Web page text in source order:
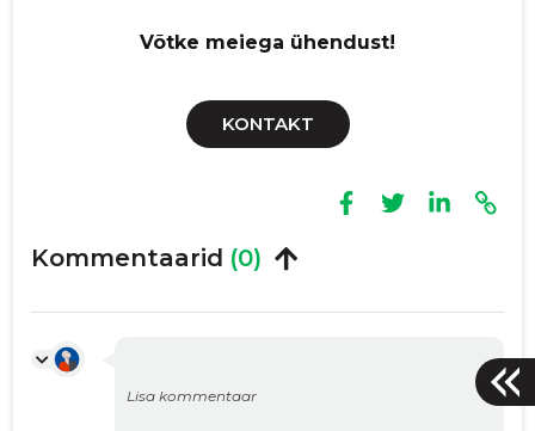
Võtke meiega ühendust!
KONTAKT
Kommentaarid (0)